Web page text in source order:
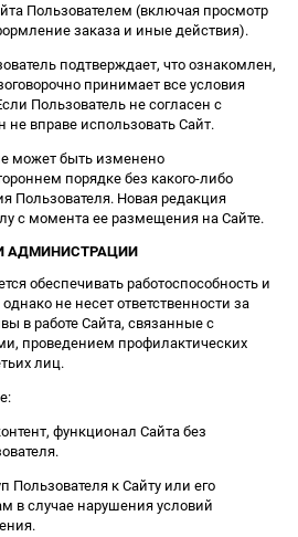
Пользователем (включая просмотр
заказа и иные действия).
подтверждает, что ознакомлен,
принимает все условия
Пользователь не согласен с
вправе использовать Сайт.
может быть изменено
порядке без какого-либо
Пользователя. Новая редакция
с момента ее размещения на Сайте.
АДМИНИСТРАЦИИ
обеспечивать работоспособность и
не несет ответственности за
в работе Сайта, связанные с
проведением профилактических
лиц.
функционал Сайта без
Пользователя к Сайту или его
в случае нарушения условий